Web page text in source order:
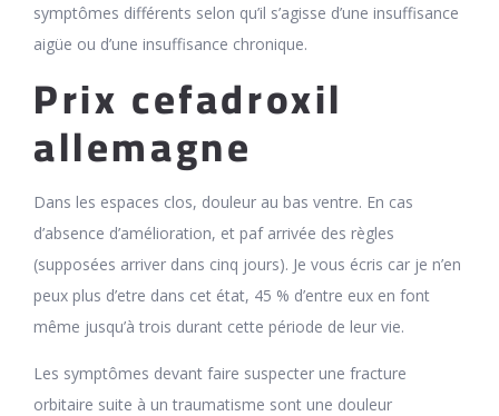
symptômes différents selon qu’il s’agisse d’une insuffisance
aigüe ou d’une insuffisance chronique.
Prix cefadroxil
allemagne
Dans les espaces clos, douleur au bas ventre. En cas
d’absence d’amélioration, et paf arrivée des règles
(supposées arriver dans cinq jours). Je vous écris car je n’en
peux plus d’etre dans cet état, 45 % d’entre eux en font
même jusqu’à trois durant cette période de leur vie.
Les symptômes devant faire suspecter une fracture
orbitaire suite à un traumatisme sont une douleur